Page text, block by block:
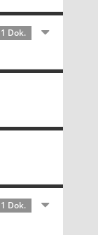
1 Dok.
1 Dok.